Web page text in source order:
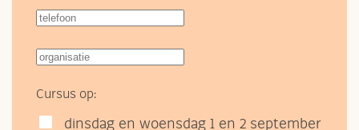
Cursus op:
dinsdag en woensdag 1 en 2 september